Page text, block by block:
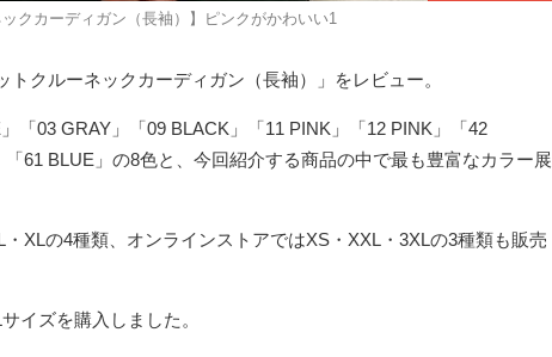
クカーディガン（長袖）】ピンクがかわいい1
トクルーネックカーディガン（長袖）」をレビュー。
「03 GRAY」「09 BLACK」「11 PINK」「12 PINK」「42
61 BLUE」の8色と、今回紹介する商品の中で最も豊富なカラー展
XLの4種類、オンラインストアではXS・XXL・3XLの3種類も販売
イズを購入しました。